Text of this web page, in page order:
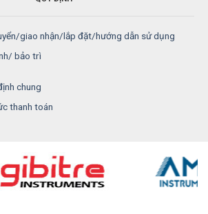
giao nhận/lắp đặt/hướng dẫn sử dụng
bảo trì
chung
thanh toán